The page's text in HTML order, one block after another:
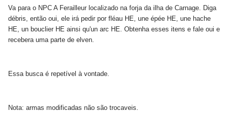
Va para o NPC A Ferailleur localizado na forja da ilha de Carnage. Diga
débris, então oui, ele irá pedir por fléau HE, une épée HE, une hache
HE, un bouclier HE ainsi qu'un arc HE. Obtenha esses itens e fale oui e
recebera uma parte de elven.
Essa busca é repetível à vontade.
Nota: armas modificadas não são trocaveis.